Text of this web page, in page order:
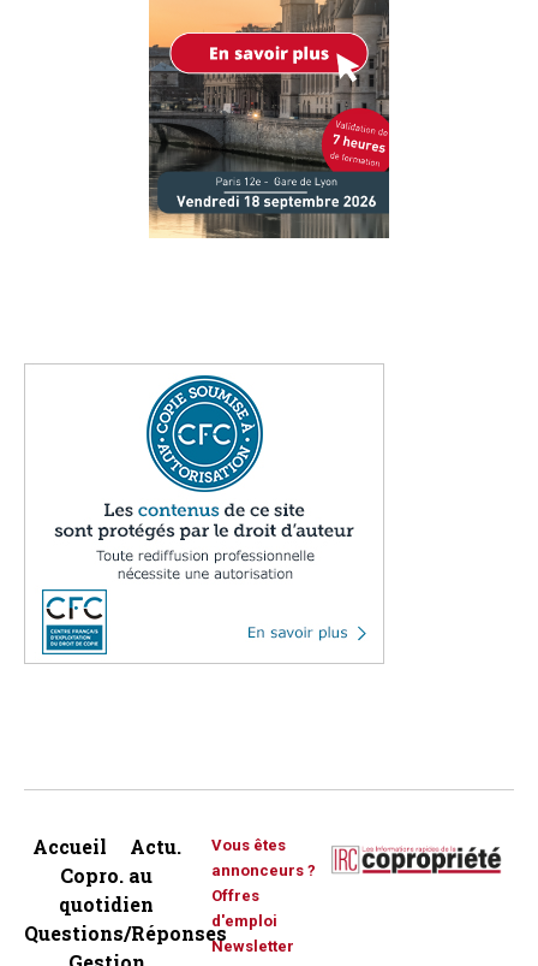
Accueil
Actu.
Copro. au
quotidien
Questions/Réponses
Vous êtes
annonceurs ?
Offres
d'emploi
Newsletter